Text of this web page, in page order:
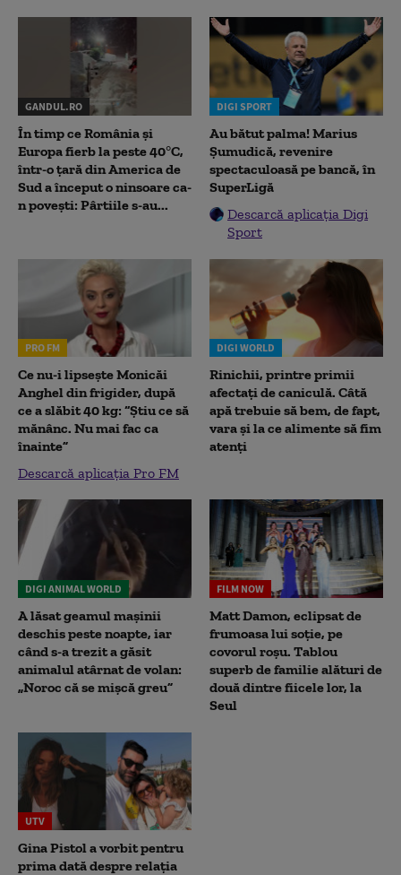
GANDUL.RO
În timp ce România și
Europa fierb la peste 40°C,
într-o țară din America de
Sud a început o ninsoare ca-
n povești: Pârtiile s-au...
DIGI SPORT
Au bătut palma! Marius
Șumudică, revenire
spectaculoasă pe bancă, în
SuperLigă
Descarcă aplicația Digi
Sport
PRO FM
Ce nu-i lipsește Monicăi
Anghel din frigider, după
ce a slăbit 40 kg: “Știu ce să
mănânc. Nu mai fac ca
înainte”
Descarcă aplicația Pro FM
DIGI WORLD
Rinichii, printre primii
afectați de caniculă. Câtă
apă trebuie să bem, de fapt,
vara și la ce alimente să fim
atenți
DIGI ANIMAL WORLD
A lăsat geamul mașinii
deschis peste noapte, iar
când s-a trezit a găsit
animalul atârnat de volan:
„Noroc că se mișcă greu”
FILM NOW
Matt Damon, eclipsat de
frumoasa lui soție, pe
covorul roșu. Tablou
superb de familie alături de
două dintre fiicele lor, la
Seul
UTV
Gina Pistol a vorbit pentru
prima dată despre relația